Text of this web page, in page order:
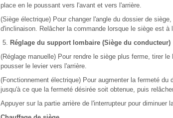
place en le poussant vers l'avant et vers l'arrière.
(Siège électrique) Pour changer l'angle du dossier de
d'inclinaison. Relâcher la commande lorsque le siège est à
Réglage du support lombaire (Siège du conducteur)
(Réglage manuelle) Pour rendre le siège plus ferme, tirer
pousser le levier vers l'arrière.
(Fonctionnement électrique) Pour augmenter la fermeté
jusqu'à ce que la fermeté désirée soit obtenue, puis
Appuyer sur la partie arrière de l'interrupteur pour diminuer